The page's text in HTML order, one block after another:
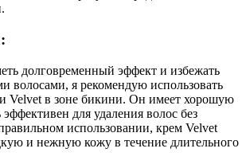
долговременный эффект и избежать
волосами, я рекомендую использовать
Velvet в зоне бикини. Он имеет хорошую
для удаления волос без
использовании, крем Velvet
и нежную кожу в течение длительного